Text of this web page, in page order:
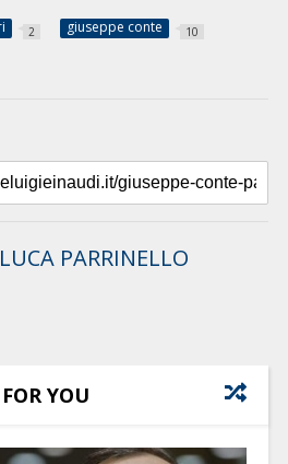
2 giuseppe conte 10
PARRINELLO
YOU